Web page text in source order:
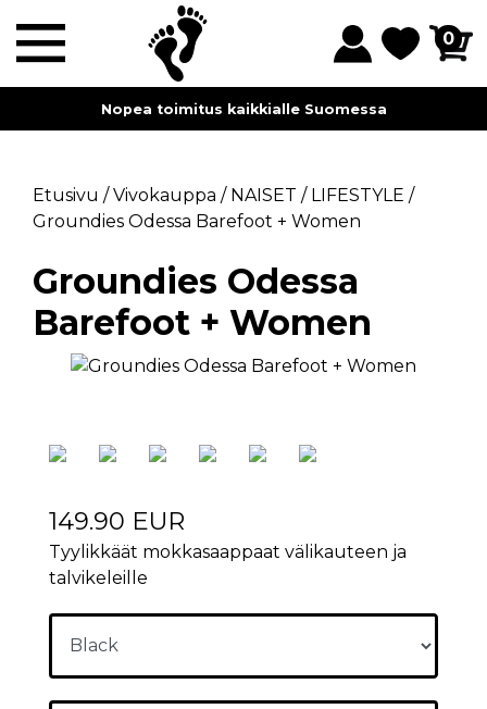
0
Nopea toimitus kaikkialle Suomessa
Etusivu /Vivokauppa / NAISET / LIFESTYLE /
Groundies Odessa Barefoot + Women
Groundies Odessa
Barefoot + Women
149.90 EUR
Tyylikkäät mokkasaappaat välikauteen ja
talvikeleille